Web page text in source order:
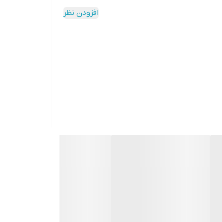
افزودن نظر